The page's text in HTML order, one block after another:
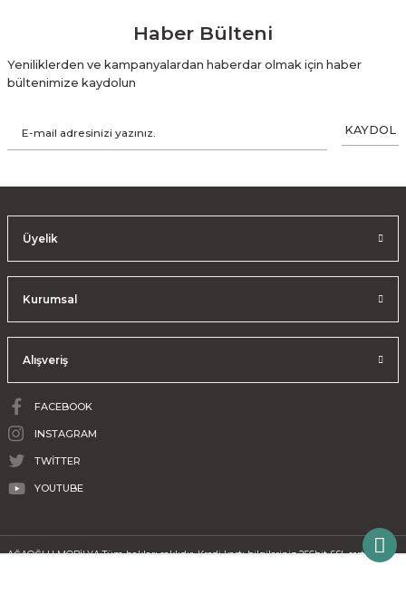
Haber Bülteni
Yeniliklerden ve kampanyalardan haberdar olmak için haber
bültenimize kaydolun
KAYDOL
Üyelik
Kurumsal
Alışveriş
FACEBOOK
INSTAGRAM
TWİTTER
YOUTUBE
AĞAOĞLU MOBİLYA Tüm hakları saklıdır. Kredi kartı bilgileriniz 256bit SSL sertifikası